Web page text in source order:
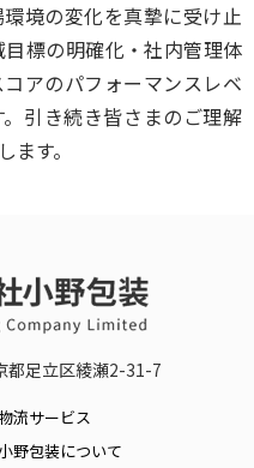
境の変化を真摯に受け止
標の明確化・社内管理体
アのパフォーマンスレベ
引き続き皆さまのご理解
す。
都足立区綾瀬2-31-7
流サービス
野包装について